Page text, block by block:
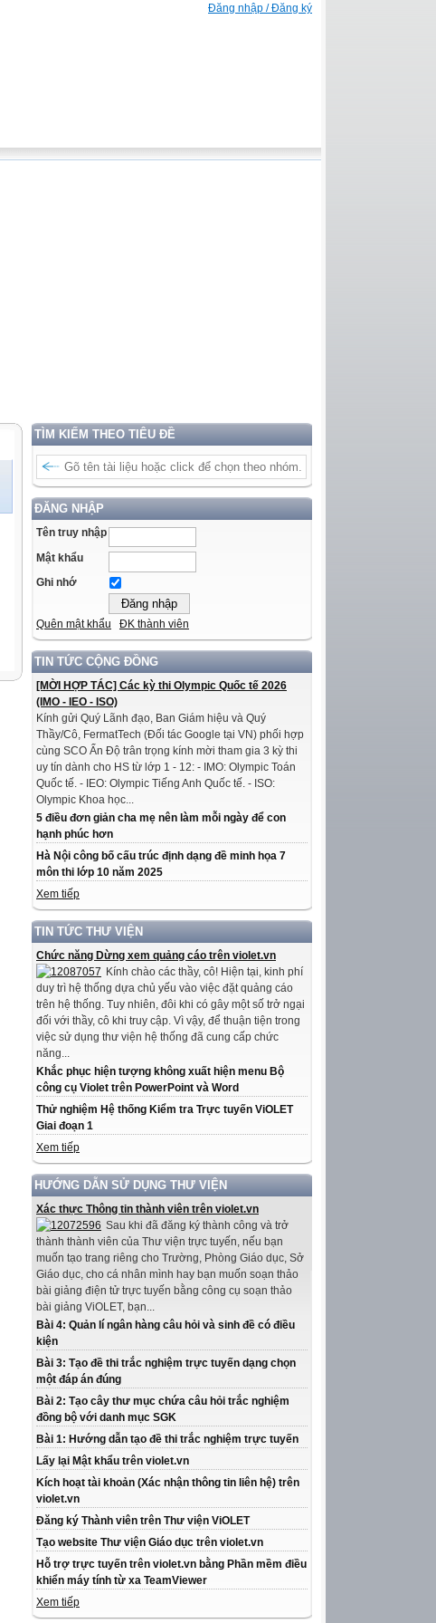
Đăng nhập / Đăng ký
TÌM KIẾM THEO TIÊU ĐỀ
ĐĂNG NHẬP
Tên truy nhập
Mật khẩu
Ghi nhớ
Quên mật khẩu ĐK thành viên
TIN TỨC CỘNG ĐỒNG
[MỜI HỢP TÁC] Các kỳ thi Olympic Quốc tế 2026
(IMO - IEO - ISO)
Kính gửi Quý Lãnh đạo, Ban Giám hiệu và Quý
Thầy/Cô, FermatTech (Đối tác Google tại VN) phối hợp
cùng SCO Ấn Độ trân trọng kính mời tham gia 3 kỳ thi
uy tín dành cho HS từ lớp 1 - 12: - IMO: Olympic Toán
Quốc tế. - IEO: Olympic Tiếng Anh Quốc tế. - ISO:
Olympic Khoa học...
5 điều đơn giản cha mẹ nên làm mỗi ngày để con
hạnh phúc hơn
Hà Nội công bố cấu trúc định dạng đề minh họa 7
môn thi lớp 10 năm 2025
Xem tiếp
TIN TỨC THƯ VIỆN
Chức năng Dừng xem quảng cáo trên violet.vn
Kính chào các thầy, cô! Hiện tại, kinh phí
duy trì hệ thống dựa chủ yếu vào việc đặt quảng cáo
trên hệ thống. Tuy nhiên, đôi khi có gây một số trở ngại
đối với thầy, cô khi truy cập. Vì vậy, để thuận tiện trong
việc sử dụng thư viện hệ thống đã cung cấp chức
năng...
Khắc phục hiện tượng không xuất hiện menu Bộ
công cụ Violet trên PowerPoint và Word
Thử nghiệm Hệ thống Kiểm tra Trực tuyến ViOLET
Giai đoạn 1
Xem tiếp
HƯỚNG DẪN SỬ DỤNG THƯ VIỆN
Xác thực Thông tin thành viên trên violet.vn
Sau khi đã đăng ký thành công và trở
thành thành viên của Thư viện trực tuyến, nếu bạn
muốn tạo trang riêng cho Trường, Phòng Giáo dục, Sở
Giáo dục, cho cá nhân mình hay bạn muốn soạn thảo
bài giảng điện tử trực tuyến bằng công cụ soạn thảo
bài giảng ViOLET, bạn...
Bài 4: Quản lí ngân hàng câu hỏi và sinh đề có điều
kiện
Bài 3: Tạo đề thi trắc nghiệm trực tuyến dạng chọn
một đáp án đúng
Bài 2: Tạo cây thư mục chứa câu hỏi trắc nghiệm
đồng bộ với danh mục SGK
Bài 1: Hướng dẫn tạo đề thi trắc nghiệm trực tuyến
Lấy lại Mật khẩu trên violet.vn
Kích hoạt tài khoản (Xác nhận thông tin liên hệ) trên
violet.vn
Đăng ký Thành viên trên Thư viện ViOLET
Tạo website Thư viện Giáo dục trên violet.vn
Hỗ trợ trực tuyến trên violet.vn bằng Phần mềm điều
khiển máy tính từ xa TeamViewer
Xem tiếp